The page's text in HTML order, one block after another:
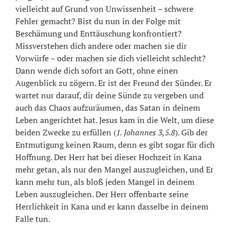
vielleicht auf Grund von Unwissenheit – schwere
Fehler gemacht? Bist du nun in der Folge mit
Beschämung und Enttäuschung konfrontiert?
Missverstehen dich andere oder machen sie dir
Vorwürfe – oder machen sie dich vielleicht schlecht?
Dann wende dich sofort an Gott, ohne einen
Augenblick zu zögern. Er ist der Freund der Sünder. Er
wartet nur darauf, dir deine Sünde zu vergeben und
auch das Chaos aufzuräumen, das Satan in deinem
Leben angerichtet hat. Jesus kam in die Welt, um diese
beiden Zwecke zu erfüllen (1. Johannes 3,5.8). Gib der
Entmutigung keinen Raum, denn es gibt sogar für dich
Hoffnung. Der Herr hat bei dieser Hochzeit in Kana
mehr getan, als nur den Mangel auszugleichen, und Er
kann mehr tun, als bloß jeden Mangel in deinem
Leben auszugleichen. Der Herr offenbarte seine
Herrlichkeit in Kana und er kann dasselbe in deinem
Falle tun.